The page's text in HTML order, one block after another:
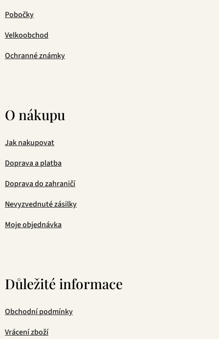
Pobočky
Velkoobchod
Ochranné známky
O nákupu
Jak nakupovat
Doprava a platba
Doprava do zahraničí
Nevyzvednuté zásilky
Moje objednávka
Důležité informace
Obchodní podmínky
Vrácení zboží